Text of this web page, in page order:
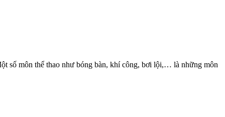
số môn thể thao như bóng bàn, khí công, bơi lội,… là những môn